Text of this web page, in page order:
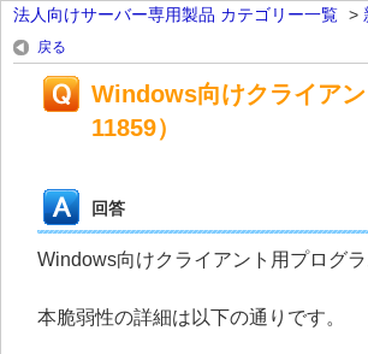
法人向けサーバー専用製品 カテゴリー一覧 >
戻る
Windows向けクライア
11859）
回答
Windows向けクライアント用プログ
本脆弱性の詳細は以下の通りです。